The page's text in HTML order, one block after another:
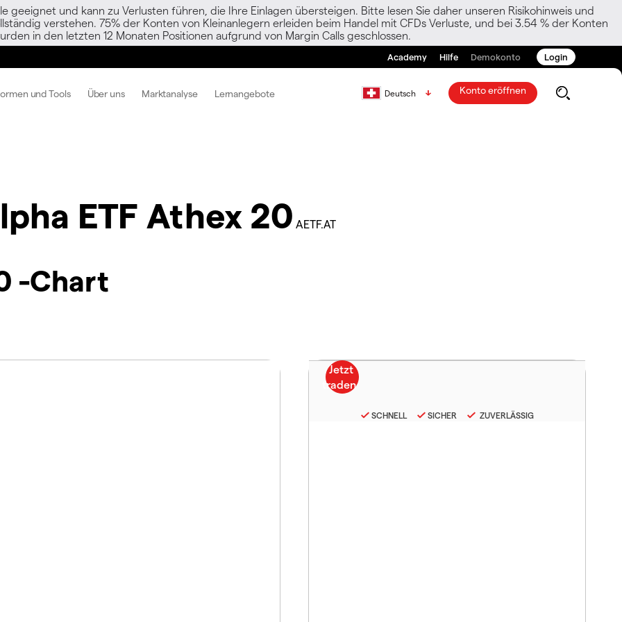
geeignet und kann zu Verlusten führen, die Ihre Einlagen übersteigen. Bitte lesen Sie daher unseren Risikohinweis und
verstehen. 75% der Konten von Kleinanlegern erleiden beim Handel mit CFDs Verluste, und bei 3.54 % der Konten
in den letzten 12 Monaten Positionen aufgrund von Margin Calls geschlossen.
Academy Hilfe Demokonto Login
und Tools Über uns Marktanalyse Lernangebote Deutsch Konto eröffnen
ETF Athex 20 AETF.AT
-Chart
SCHNELL SICHER ZUVERLÄSSIG